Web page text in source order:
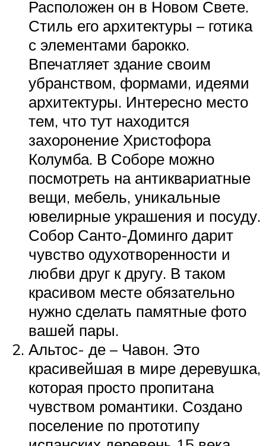
Расположен он в Новом Свете.
Стиль его архитектуры – готика
с элементами барокко.
Впечатляет здание своим
убранством, формами, идеями
архитектуры. Интересно место
тем, что тут находится
захоронение Христофора
Колумба. В Соборе можно
посмотреть на антиквариатные
вещи, мебель, уникальные
ювелирные украшения и посуду.
Собор Санто-Доминго дарит
чувство одухотворенности и
любви друг к другу. В таком
красивом месте обязательно
нужно сделать памятные фото
вашей пары.
Альтос- де – Чавон. Это
красивейшая в мире деревушка,
которая просто пропитана
чувством романтики. Создано
поселение по прототипу